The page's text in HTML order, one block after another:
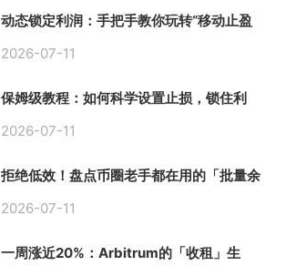
动态锁定利润：手把手教你玩转“移动止盈
2026-07-11
保姆级教程：如何科学设置止损，锁住利
2026-07-11
拒绝低效！盘点币圈老手都在用的「批量余
2026-07-11
一周涨近20%：Arbitrum的「收租」生